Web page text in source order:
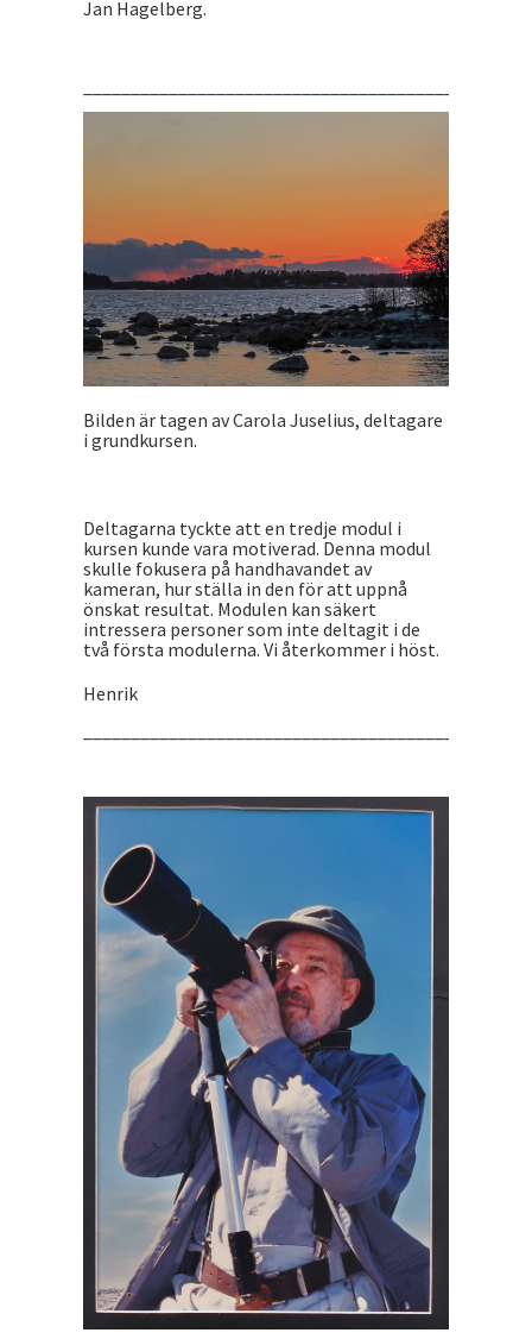
Jan Hagelberg.
Bilden är tagen av Carola Juselius, deltagare
i grundkursen.
Deltagarna tyckte att en tredje modul i
kursen kunde vara motiverad. Denna modul
skulle fokusera på handhavandet av
kameran, hur ställa in den för att uppnå
önskat resultat. Modulen kan säkert
intressera personer som inte deltagit i de
två första modulerna. Vi återkommer i höst.
Henrik